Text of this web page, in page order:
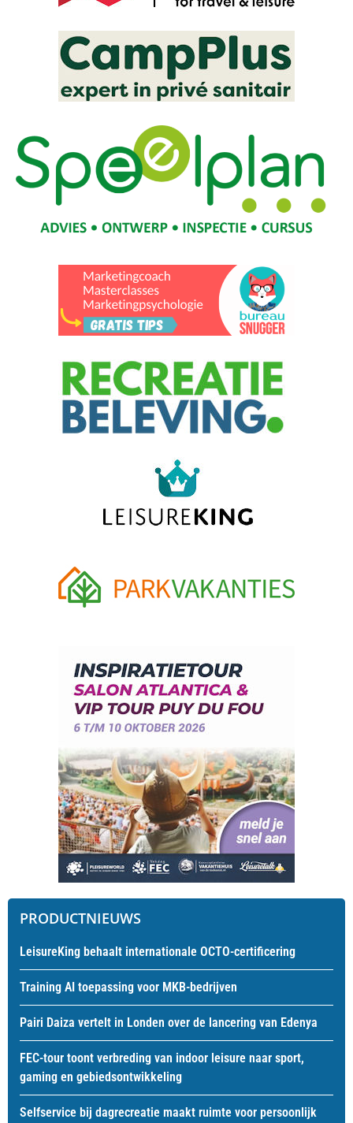
PRODUCTNIEUWS
LeisureKing behaalt internationale OCTO-certificering
Training AI toepassing voor MKB-bedrijven
Pairi Daiza vertelt in Londen over de lancering van Edenya
FEC-tour toont verbreding van indoor leisure naar sport,
gaming en gebiedsontwikkeling
Selfservice bij dagrecreatie maakt ruimte voor persoonlijk